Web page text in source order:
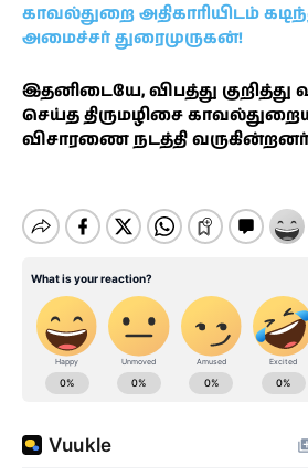
காவல்துறை அதிகாரியிடம்
அமைச்சர் துரைமுருகன்!
இதனிடையே, விபத்து குறித்து
செய்த திருமழிசை
விசாரணை நடத்தி